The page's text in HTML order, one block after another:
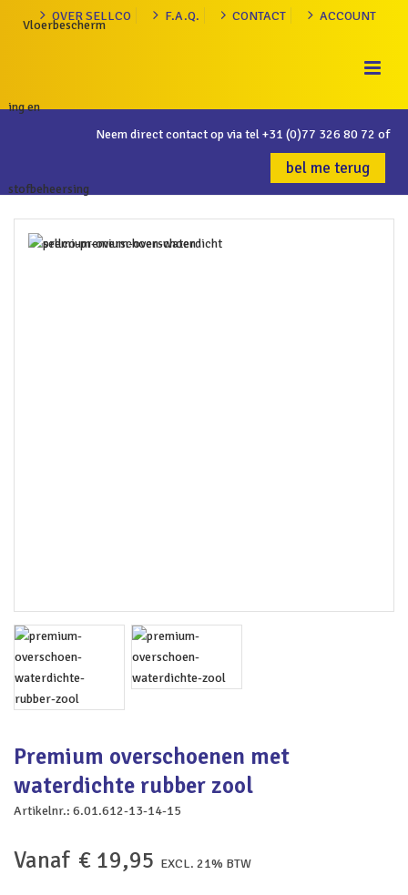
OVER SELLCO F.A.Q. CONTACT ACCOUNT
Neem direct contact op via tel+31 (0)77 326 80 72 of
bel me terug
Premium overschoenen met
waterdichte rubber zool
Artikelnr.: 6.01.612-13-14-15
Vanaf € 19,95 EXCL. 21% BTW